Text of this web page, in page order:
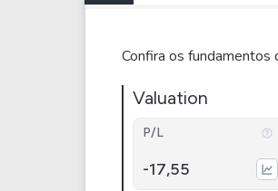
Confira os fundamentos
Valuation
P/L
-17,55